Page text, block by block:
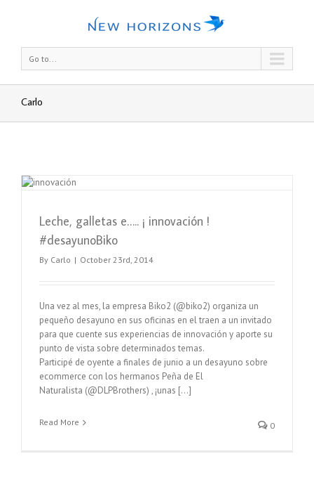
Go to...
Carlo
Leche, galletas e….. ¡ innovación !
#desayunoBiko
By Carlo | October 23rd, 2014
Una vez al mes, la empresa Biko2 (@biko2) organiza un
pequeño desayuno en sus oficinas en el traen a un invitado
para que cuente sus experiencias de innovación y aporte su
punto de vista sobre determinados temas.
Participé de oyente a finales de junio a un desayuno sobre
ecommerce con los hermanos Peña de El
Naturalista (@DLPBrothers) , ¡unas […]
Read More 0